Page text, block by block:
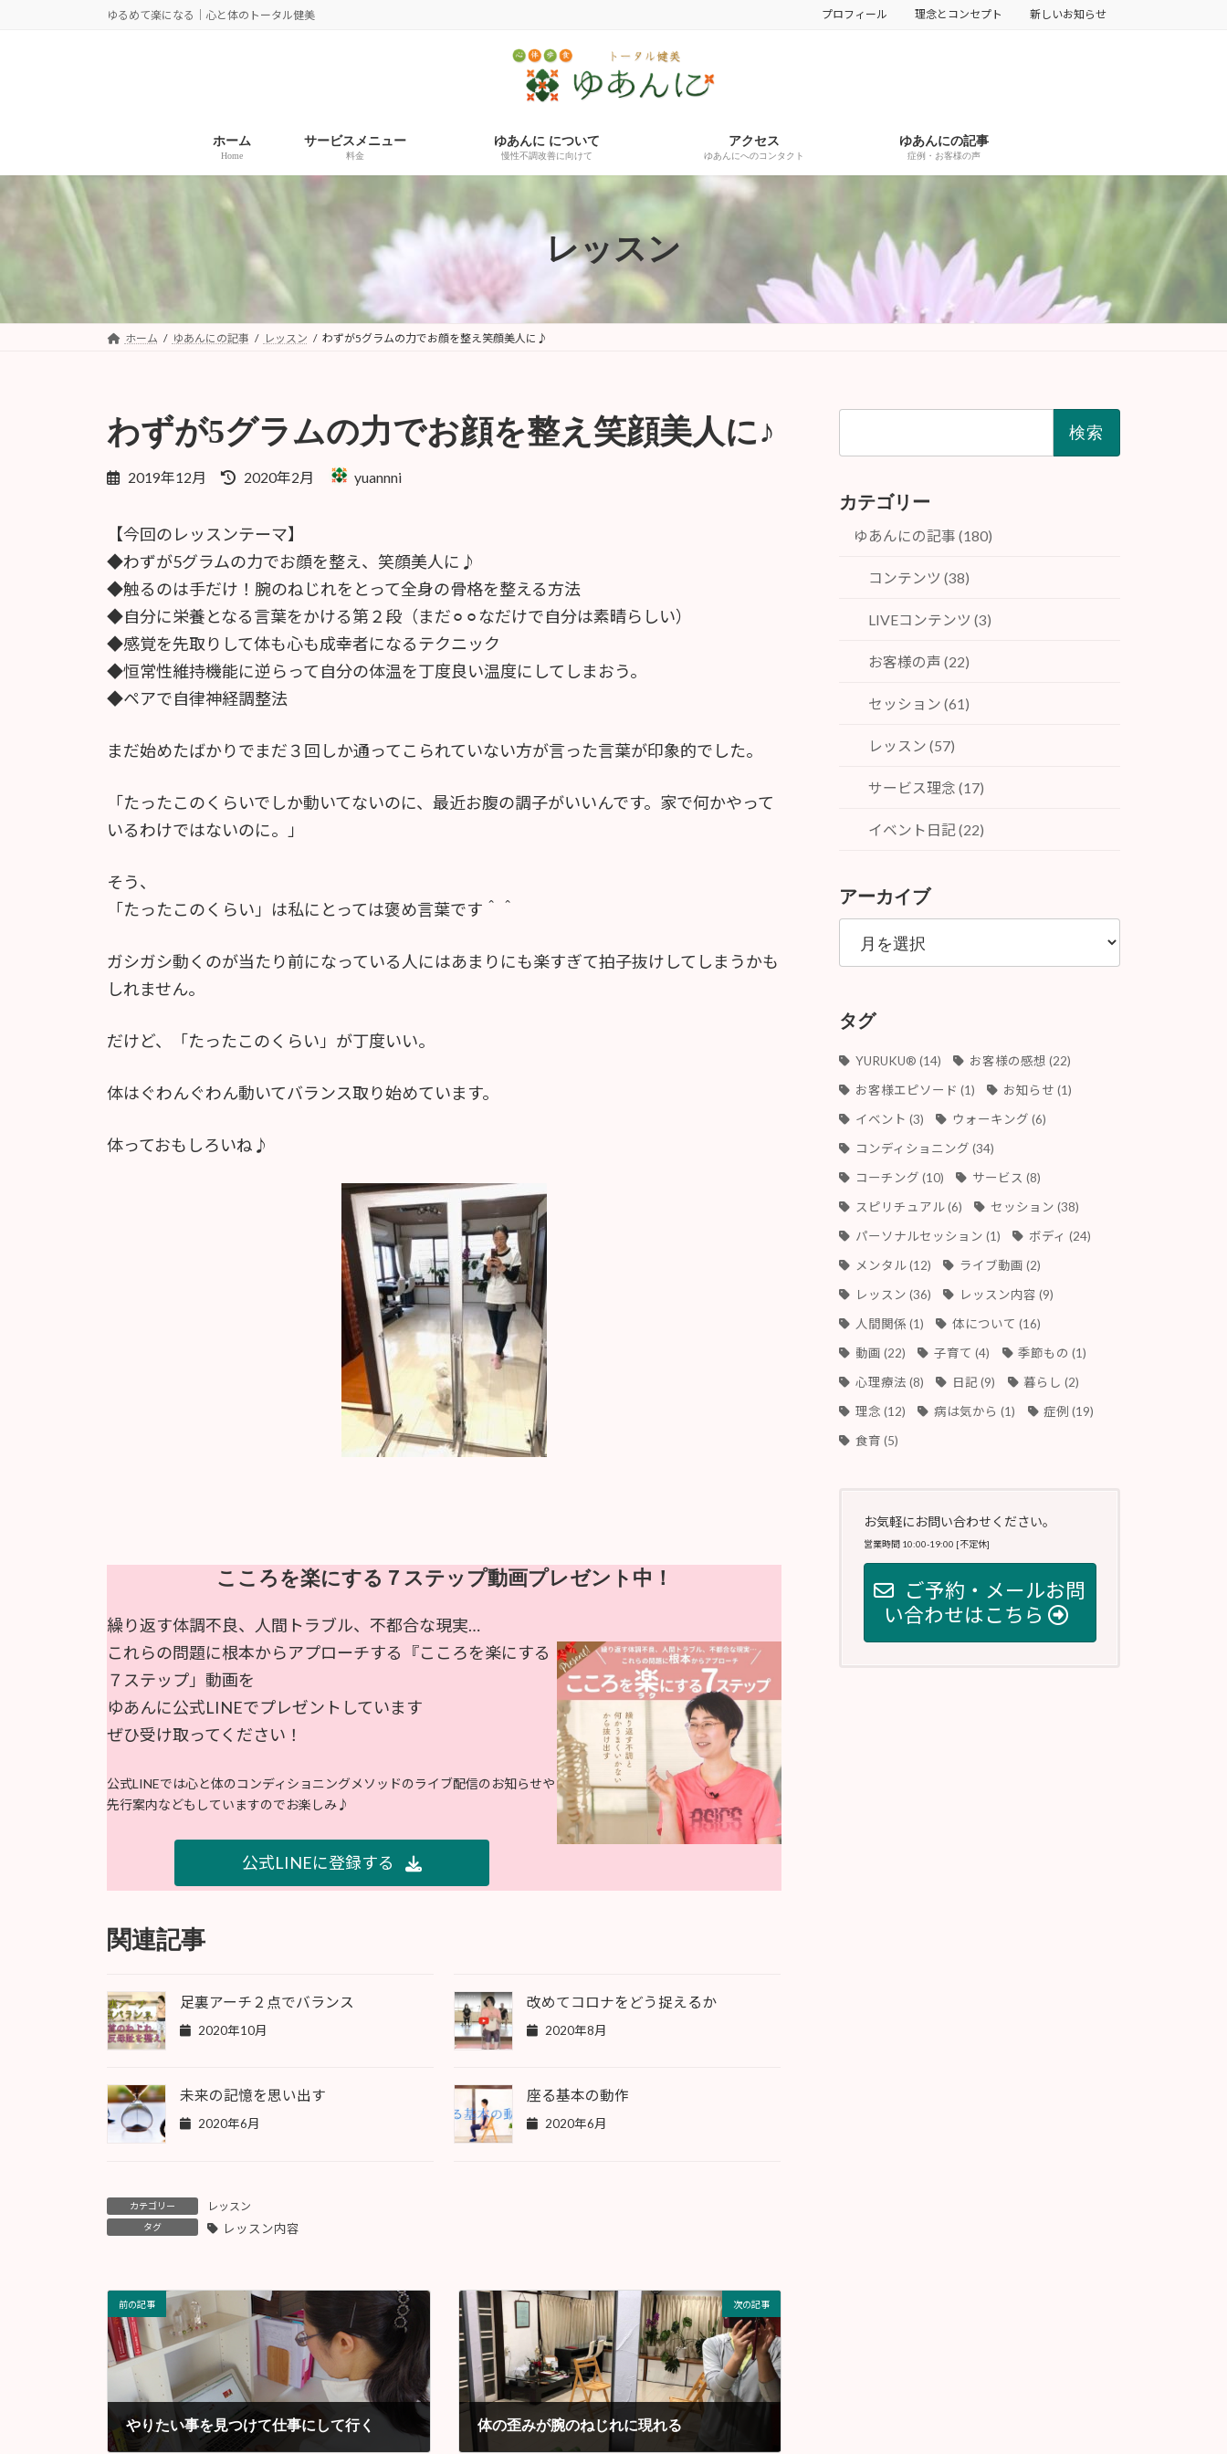
キ
に
ゆるめて楽になる｜心と体のトータル健美 プロフィール 理念とコンセプト 新しいお知らせ
ホーム
Home
サービスメニュー
料金
ゆあんに について
慢性不調改善に向けて
アクセス
ゆあんにへのコンタクト
ゆあんにの記事
症例・お客様の声
レッスン
ホーム ゆあんにの記事 レッスン わずが5グラムの力でお顔を整え笑顔美人に♪
わずが5グラムの力でお顔を整え笑顔美人に♪
2019年12月
最
新
日
:
2020年2月 yuannni
【今回のレッスンテーマ】
◆わずが5グラムの力でお顔を整え、笑顔美人に♪
◆触るのは手だけ！腕のねじれをとって全身の骨格を整える方法
◆自分に栄養となる言葉をかける第２段（まだ⚪︎⚪︎なだけで自分は素晴らしい）
◆感覚を先取りして体も心も成幸者になるテクニック
◆恒常性維持機能に逆らって自分の体温を丁度良い温度にしてしまおう。
◆ペアで自律神経調整法
まだ始めたばかりでまだ３回しか通ってこられていない方が言った言葉が印象的でした。
「たったこのくらいでしか動いてないのに、最近お腹の調子がいいんです。家で何かやって
いるわけではないのに。」
そう、
「たったこのくらい」は私にとっては褒め言葉です＾＾
ガシガシ動くのが当たり前になっている人にはあまりにも楽すぎて拍子抜けしてしまうかも
しれません。
だけど、「たったこのくらい」が丁度いい。
体はぐわんぐわん動いてバランス取り始めています。
体っておもしろいね♪
こころを楽にする７ステップ動画プレゼント中！
繰り返す体調不良、人間トラブル、不都合な現実…
これらの問題に根本からアプローチする『こころを楽にする
７ステップ」動画を
ゆあんに公式LINEでプレゼントしています
ぜひ受け取ってください！
公式LINEでは心と体のコンディショニングメソッドのライブ配信のお知らせや
先行案内などもしていますのでお楽しみ♪
公式LINEに登録する
関連記事
足裏アーチ２点でバランス
2020年10月
改めてコロナをどう捉えるか
2020年8月
未来の記憶を思い出す
2020年6月
座る基本の動作
2020年6月
カテゴリー レッスン
タグ レッスン内容
前の記事
やりたい事を見つけて仕事にして行く
次の記事
体の歪みが腕のねじれに現れる
カテゴリー
ゆあんにの記事 (180)
コンテンツ (38)
LIVEコンテンツ (3)
お客様の声 (22)
セッション (61)
レッスン (57)
サービス理念 (17)
イベント日記 (22)
アーカイブ
ア
カ
ブ
タグ
YURUKU®︎ (14) お客様の感想 (22)
お客様エピソード (1) お知らせ (1)
イベント (3) ウォーキング (6)
コンディショニング (34)
コーチング (10) サービス (8)
スピリチュアル(6) セッション (38)
パーソナルセッション (1) ボディ (24)
メンタル(12) ライブ動画 (2)
レッスン (36) レッスン内容 (9)
人間関係 (1) 体について (16)
動画 (22) 子育て (4) 季節もの (1)
心理療法 (8) 日記(9) 暮らし (2)
理念 (12) 病は気から (1) 症例 (19)
食育 (5)
お気軽にお問い合わせください。
営業時間 10:00-19:00 [不定休]
ご予約・メールお問
い合わせはこちら